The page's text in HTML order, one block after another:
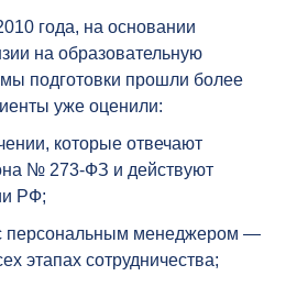
года, на основании
на образовательную
подготовки прошли более
уже оценили:
которые отвечают
№ 273-ФЗ и действуют
РФ;
персональным менеджером —
этапах сотрудничества;